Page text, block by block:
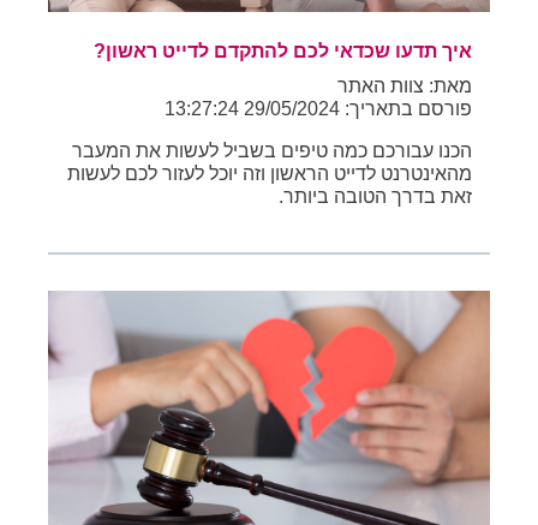
איך תדעו שכדאי לכם להתקדם לדייט ראשון?
מאת: צוות האתר
פורסם בתאריך: 29/05/2024 13:27:24
הכנו עבורכם כמה טיפים בשביל לעשות את המעבר
מהאינטרנט לדייט הראשון וזה יוכל לעזור לכם לעשות
זאת בדרך הטובה ביותר.